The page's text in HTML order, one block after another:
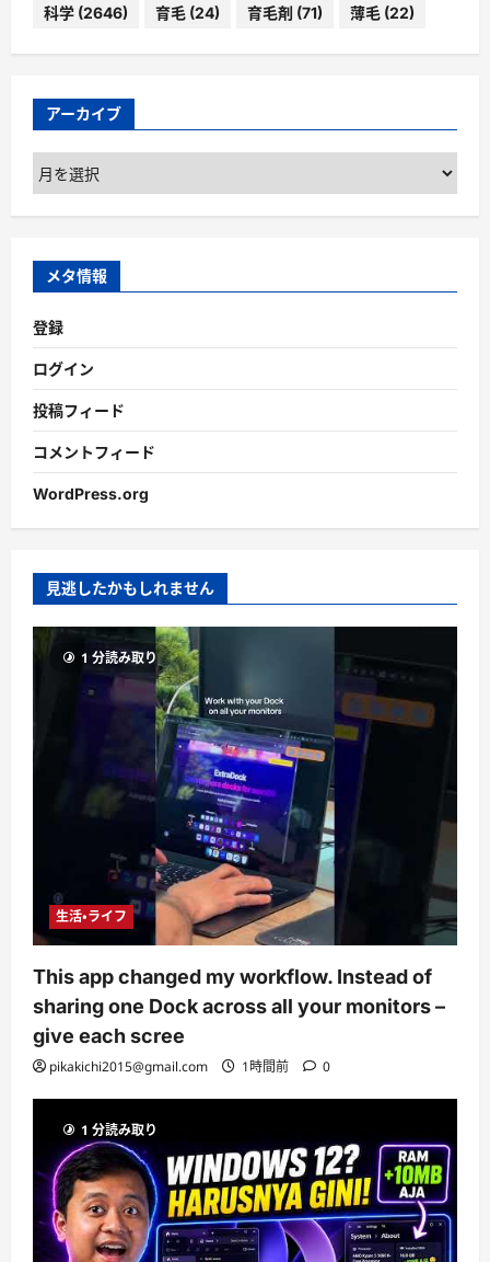
科学 (2646) 育毛 (24) 育毛剤 (71) 薄毛 (22)
アーカイブ
ア
ー
カ
ブ
メタ情報
登録
ログイン
投稿フィード
コメントフィード
WordPress.org
見逃したかもしれません
1 分読み取り
生活・ライフ
This app changed my workflow. Instead of
sharing one Dock across all your monitors –
give each scree
pikakichi2015@gmail.com 1時間前 0
1 分読み取り